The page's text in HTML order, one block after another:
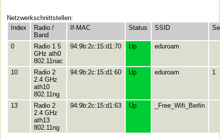
Netzwerkschnittstellen:
Index
Radio /
Band
If-MAC Status SSID
0
Radio 1 5
GHz ath0
802.11nac
94:9b:2c:15:d1:70 Up eduroam
10
Radio 2
2.4 GHz
ath10
802.11ng
94:9b:2c:15:d1:60 Up eduroam 1
13
Radio 2
2.4 GHz
ath13
802.11ng
94:9b:2c:15:d1:63 Up _Free_Wifi_Berlin